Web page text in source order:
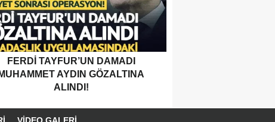
FERDI TAYFUR’UN DAMADI
MUHAMMET AYDIN GÖZALTINA
ALINDI!